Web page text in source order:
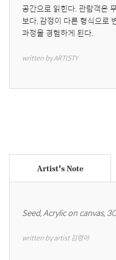
공간으로 읽힌다. 관람객은
보다, 감정이 다른 형식으로
과정을 경험하게 된다.
written by ARTISTY
Artist's Note
Seed, Acrylic on canvas,
written by artist 김령아